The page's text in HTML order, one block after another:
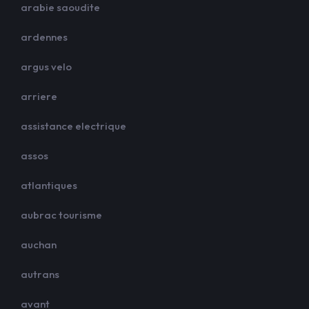
arabie saoudite
ardennes
argus velo
arriere
assistance electrique
assos
atlantiques
aubrac tourisme
auchan
autrans
avant